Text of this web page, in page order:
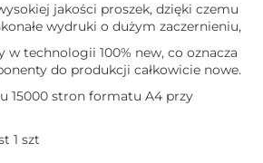
jakości proszek, dzięki czemu
wydruki o dużym zaczernieniu,
w technologii 100% new, co oznacza
do produkcji całkowicie nowe.
15000 stron formatu A4 przy
1 szt